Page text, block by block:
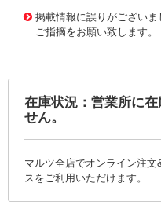
掲載情報に誤りがございま
ご指摘をお願い致します。
在庫状況：営業所に在
せん。
マルツ全店でオンライン注
スをご利用いただけます。